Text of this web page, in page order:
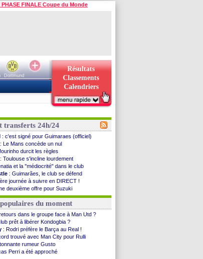
PHASE FINALE Coupe du Monde
Dortmund
Résultats
Classements
Calendriers
transferts 24h/24
: c'est signé pour Guimaraes (officiel)
: Le Mans concède un nul
durcit les règles
: Toulouse s'incline lourdement
et la "médiocrité" dans le club
: Guimarães, le club se défend
journée à suivre en DIRECT !
deuxième offre pour Suzuki
groupe pour le match face à Man Utd
où tout a basculé pour Benatia
: Reine-Adélaïde, le sort s'acharne...
: Mawissa a gravement blessé Uche
avec la Real Sociedad pour Aguerd
va partir en prêt à Liverpool
pousse pour Gouiri
: le groupe pour défier le PSG
premier leader
du moment
dans le groupe face à Man Utd ?
prêt à libérer Kondogbia ?
: Rodri préfère le Barça au Real !
trouvé avec Man City pour Rulli
rumeur Gusto
Perri a été approché